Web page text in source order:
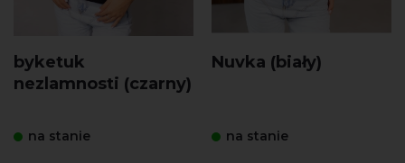
byketuk
nezlamnosti (czarny)
na stanie
Nuvka (biały)
na stanie